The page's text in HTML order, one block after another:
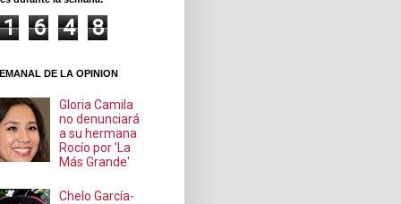
1 6 4
8
DE LA OPINION
Gloria Camila
no denunciará
a su hermana
Rocío por 'La
Más Grande'
Chelo García-